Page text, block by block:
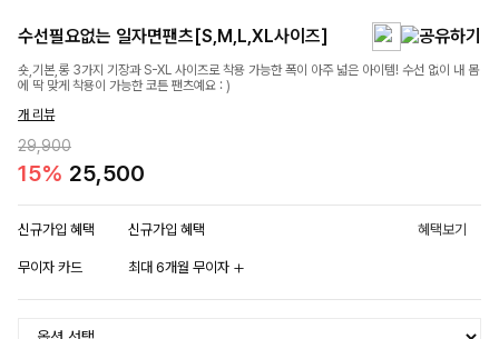
수선필요없는 일자면팬츠[S,M,L,XL사이즈]
숏,기본,롱 3가지 기장과 S-XL 사이즈로 착용 가능한 폭이 아주 넓은 아이템! 수선 없이 내 몸
에 딱 맞게 착용이 가능한 코튼 팬츠예요 : )
개 리뷰
29,900
15% 25,500
신규가입 혜택 신규가입 혜택 혜택보기
무이자 카드 최대 6개월 무이자